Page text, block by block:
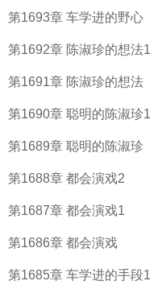
第1693章 车学进的野心
第1692章 陈淑珍的想法1
第1691章 陈淑珍的想法
第1690章 聪明的陈淑珍1
第1689章 聪明的陈淑珍
第1688章 都会演戏2
第1687章 都会演戏1
第1686章 都会演戏
第1685章 车学进的手段1